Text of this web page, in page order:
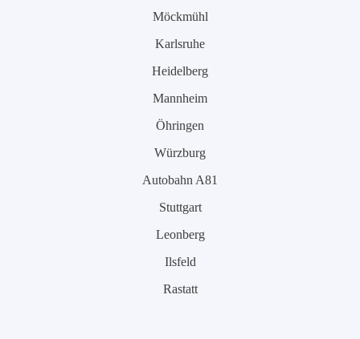
Möckmühl
Karlsruhe
Heidelberg
Mannheim
Öhringen
Würzburg
Autobahn A81
Stuttgart
Leonberg
Ilsfeld
Rastatt